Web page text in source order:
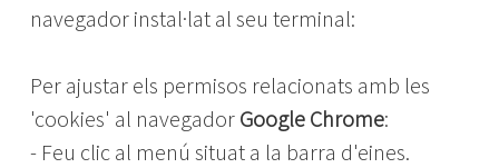
navegador instal·lat al seu terminal:
Per ajustar els permisos relacionats amb les
'cookies' al navegador Google Chrome:
- Feu clic al menú situat a la barra d'eines.